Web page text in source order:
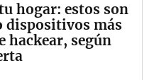
hogar: estos son
dispositivos más
hackear, según